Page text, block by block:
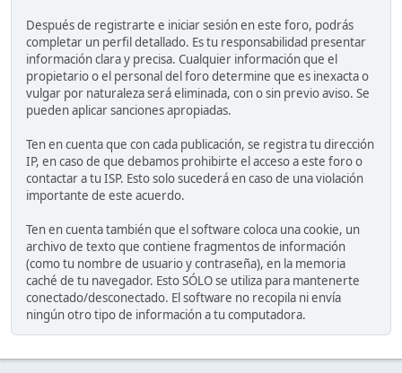
Después de registrarte e iniciar sesión en este foro, podrás
completar un perfil detallado. Es tu responsabilidad presentar
información clara y precisa. Cualquier información que el
propietario o el personal del foro determine que es inexacta o
vulgar por naturaleza será eliminada, con o sin previo aviso. Se
pueden aplicar sanciones apropiadas.
Ten en cuenta que con cada publicación, se registra tu dirección
IP, en caso de que debamos prohibirte el acceso a este foro o
contactar a tu ISP. Esto solo sucederá en caso de una violación
importante de este acuerdo.
Ten en cuenta también que el software coloca una cookie, un
archivo de texto que contiene fragmentos de información
(como tu nombre de usuario y contraseña), en la memoria
caché de tu navegador. Esto SÓLO se utiliza para mantenerte
conectado/desconectado. El software no recopila ni envía
ningún otro tipo de información a tu computadora.